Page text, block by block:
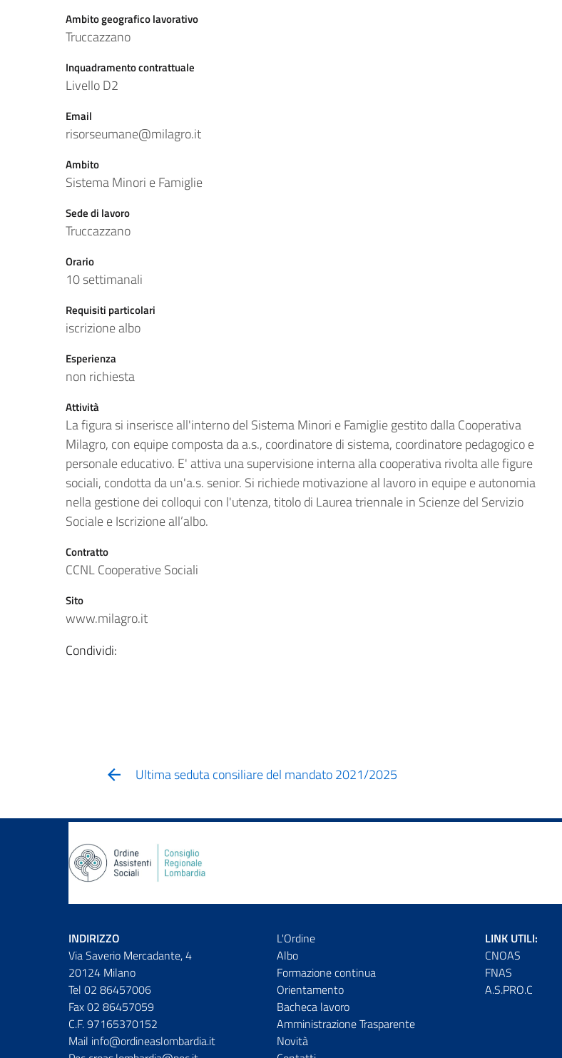
Ambito geografico lavorativo
Truccazzano
Inquadramento contrattuale
Livello D2
Email
risorseumane@milagro.it
Ambito
Sistema Minori e Famiglie
Sede di lavoro
Truccazzano
Orario
10 settimanali
Requisiti particolari
iscrizione albo
Esperienza
non richiesta
Attività
La figura si inserisce all'interno del Sistema Minori e Famiglie gestito dalla Cooperativa
Milagro, con equipe composta da a.s., coordinatore di sistema, coordinatore pedagogico e
personale educativo. E' attiva una supervisione interna alla cooperativa rivolta alle figure
sociali, condotta da un'a.s. senior. Si richiede motivazione al lavoro in equipe e autonomia
nella gestione dei colloqui con l'utenza, titolo di Laurea triennale in Scienze del Servizio
Sociale e Iscrizione all’albo.
Contratto
CCNL Cooperative Sociali
Sito
www.milagro.it
Condividi:
Ultima seduta consiliare del mandato 2021/2025
INDIRIZZO
Via Saverio Mercadante, 4
20124 Milano
Tel 02 86457006
Fax 02 86457059
C.F. 97165370152
Mail info@ordineaslombardia.it
L'Ordine
Albo
Formazione continua
Orientamento
Bacheca lavoro
Amministrazione Trasparente
Novità
LINK UTILI:
CNOAS
FNAS
A.S.PRO.C